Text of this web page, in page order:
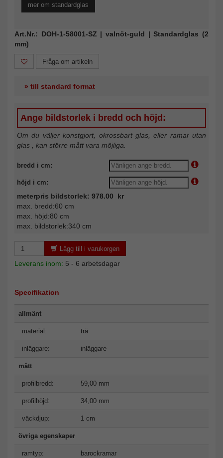
mer om standardglas
Art.Nr.: DOH-1-58001-SZ | valnöt-guld | Standardglas (2
mm)
Fråga om artikeln
» till standard format
Ange bildstorlek i bredd och höjd:
Om du väljer konstgjort, okrossbart glas, eller ramar utan
glas , kan större mått vara möjliga.
bredd i cm:
höjd i cm:
meterpris bildstorlek: 978.00 kr
max. bredd:60 cm
max. höjd:80 cm
max. bildstorlek:340 cm
Lägg till i varukorgen
Leverans inom: 5 - 6 arbetsdagar
Specifikation
allmänt
material: trä
inläggare: inläggare
mått
profilbredd: 59,00 mm
profilhöjd: 34,00 mm
väckdjup: 1 cm
övriga egenskaper
ramtyp: barockramar